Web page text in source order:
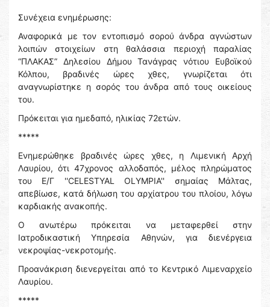
Συνέχεια ενημέρωσης:
Αναφορικά με τον εντοπισμό σορού άνδρα αγνώστων
λοιπών στοιχείων στη θαλάσσια περιοχή παραλίας
“ΠΛΑΚΑΣ” Δηλεσίου Δήμου Τανάγρας νότιου Ευβοϊκού
Κόλπου, βραδινές ώρες χθες, γνωρίζεται ότι
αναγνωρίστηκε η σορός του άνδρα από τους οικείους
του.
Πρόκειται για ημεδαπό, ηλικίας 72ετών.
*****
Ενημερώθηκε βραδινές ώρες χθες, η Λιμενική Αρχή
Λαυρίου, ότι 47χρονος αλλοδαπός, μέλος πληρώματος
του Ε/Γ ''CELESTYAL OLYMPIA'' σημαίας Μάλτας,
απεβίωσε, κατά δήλωση του αρχίατρου του πλοίου, λόγω
καρδιακής ανακοπής.
Ο ανωτέρω πρόκειται να μεταφερθεί στην
Ιατροδικαστική Υπηρεσία Αθηνών, για διενέργεια
νεκροψίας-νεκροτομής.
Προανάκριση διενεργείται από το Κεντρικό Λιμεναρχείο
Λαυρίου.
*****